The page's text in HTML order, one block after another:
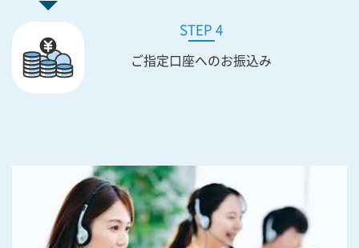
STEP 4
ご指定口座へのお振込み